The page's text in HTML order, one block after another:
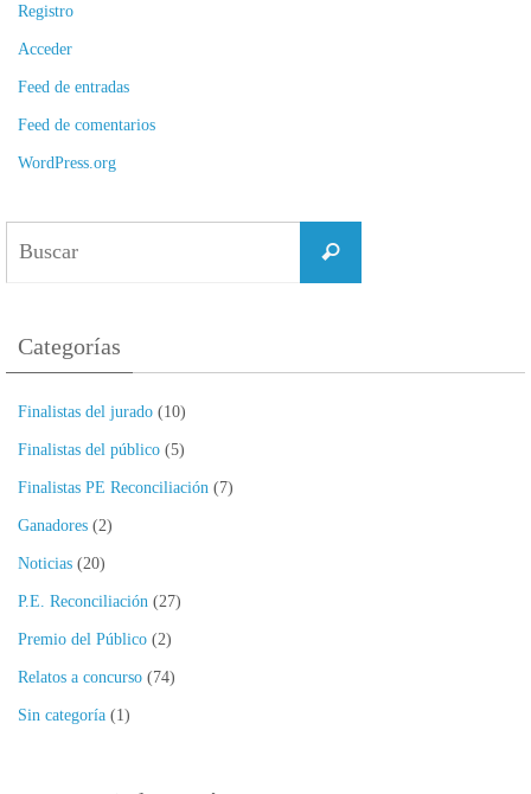
Registro
Acceder
Feed de entradas
Feed de comentarios
WordPress.org
Buscar
Categorías
Finalistas del jurado (10)
Finalistas del público (5)
Finalistas PE Reconciliación (7)
Ganadores (2)
Noticias (20)
P.E. Reconciliación (27)
Premio del Público (2)
Relatos a concurso (74)
Sin categoría (1)